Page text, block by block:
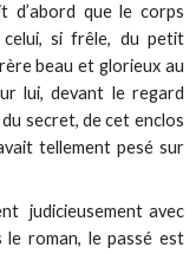
d’abord que le corps
si frêle, du petit
beau et glorieux au
lui, devant le regard
secret, de cet enclos
tellement pesé sur
judicieusement avec
le roman, le passé est